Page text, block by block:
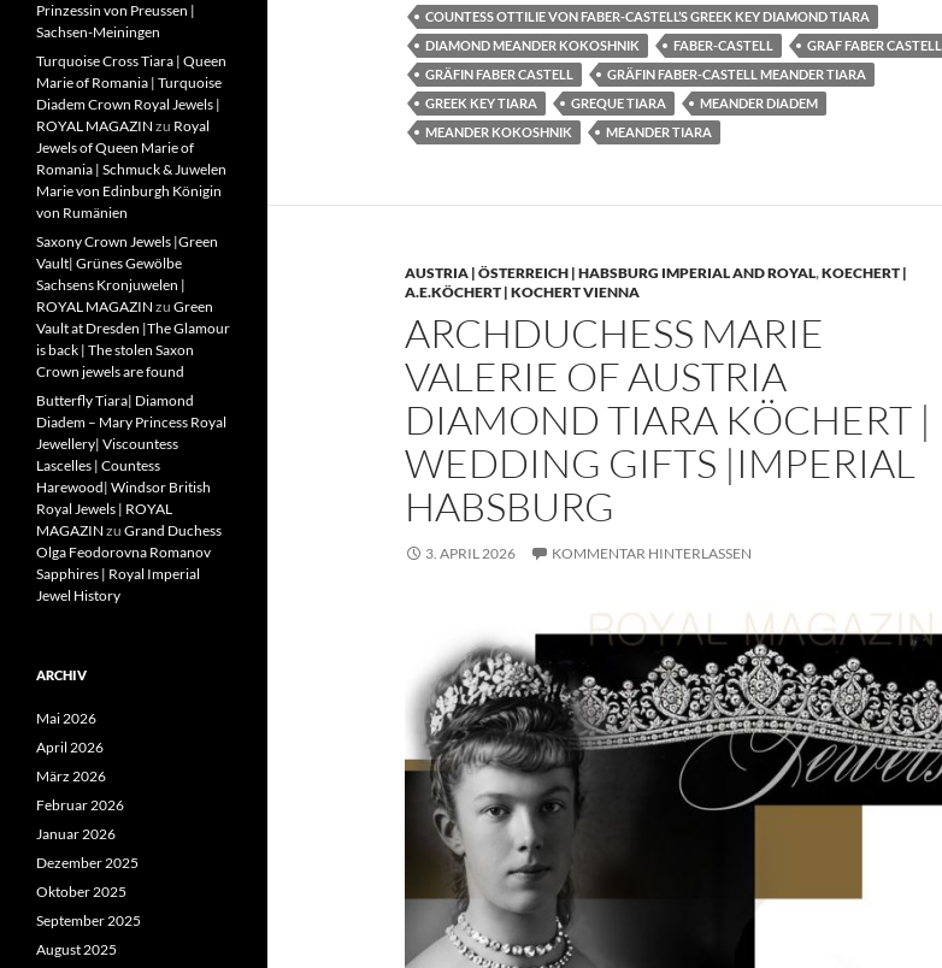
COUNTESS OTTILIE VON FABER-CASTELL’S GREEK KEY DIAMOND TIARA
DIAMOND MEANDER KOKOSHNIK
FABER-CASTELL
GRAF FABER CASTELL
GRÄFIN FABER CASTELL
GRÄFIN FABER-CASTELL MEANDER TIARA
GREEK KEY TIARA
GREQUE TIARA
MEANDER DIADEM
MEANDER KOKOSHNIK
MEANDER TIARA
AUSTRIA | ÖSTERREICH | HABSBURG IMPERIAL AND ROYAL,KOECHERT |
A.E.KÖCHERT | KOCHERT VIENNA
ARCHDUCHESS MARIE
VALERIE OF AUSTRIA
DIAMOND TIARA KÖCHERT |
WEDDING GIFTS |IMPERIAL
HABSBURG
3. APRIL 2026 KOMMENTAR HINTERLASSEN
Prinzessin von Preussen |
Sachsen-Meiningen
Turquoise Cross Tiara | Queen
Marie of Romania | Turquoise
Diadem Crown Royal Jewels |
ROYAL MAGAZIN zu Royal
Jewels of Queen Marie of
Romania | Schmuck & Juwelen
Marie von Edinburgh Königin
von Rumänien
Saxony Crown Jewels |Green
Vault| Grünes Gewölbe
Sachsens Kronjuwelen |
ROYAL MAGAZIN zu Green
Vault at Dresden |The Glamour
is back | The stolen Saxon
Crown jewels are found
Butterfly Tiara| Diamond
Diadem – Mary Princess Royal
Jewellery| Viscountess
Lascelles | Countess
Harewood| Windsor British
Royal Jewels | ROYAL
MAGAZIN zu Grand Duchess
Olga Feodorovna Romanov
Sapphires | Royal Imperial
Jewel History
ARCHIV
Mai 2026
April 2026
März 2026
Februar 2026
Januar 2026
Dezember 2025
Oktober 2025
September 2025
August 2025